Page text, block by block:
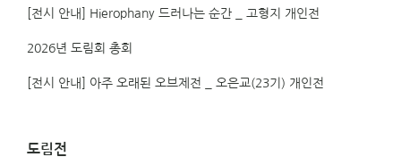
[전시 안내] Hierophany 드러나는 순간 _ 고형지 개인전
2026년 도림회 총회
[전시 안내] 아주 오래된 오브제전 _ 오은교(23기) 개인전
도림전